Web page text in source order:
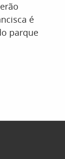
é
parque